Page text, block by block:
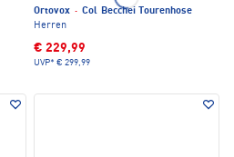
Ortovox · Col Becchei Tourenhose
Herren
€ 229,99
UVP* € 299,99